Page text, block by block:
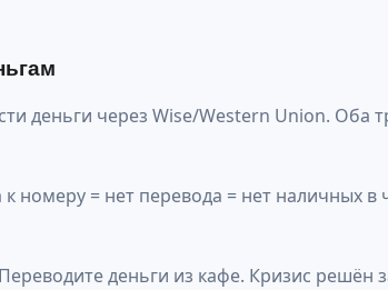
деньги через Wise/Western Union. Оба
к номеру = нет перевода = нет наличных в
деньги из кафе. Кризис решён